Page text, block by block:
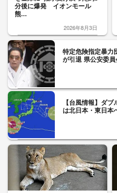
分後に爆発 イオンモール
熊...
2026年8月3日
特定危険指定暴力
が引退 県公安委
【台風情報】ダ
は北日本・東日